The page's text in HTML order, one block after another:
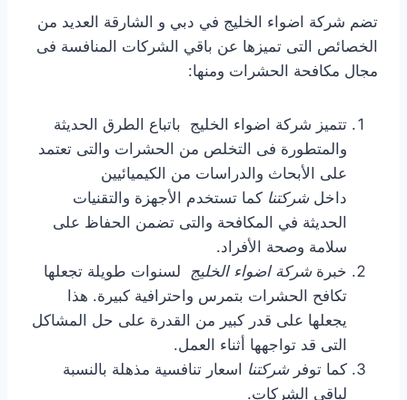
تضم شركة اضواء الخليج في دبي و الشارقة العديد من
الخصائص التى تميزها عن باقي الشركات المنافسة فى
مجال مكافحة الحشرات ومنها:
تتميز شركة اضواء الخليج باتباع الطرق الحديثة
والمتطورة فى التخلص من الحشرات والتى تعتمد
على الأبحاث والدراسات من الكيميائيين
داخلشركتنا كما تستخدم الأجهزة والتقنيات
الحديثة في المكافحة والتى تضمن الحفاظ على
سلامة وصحة الأفراد.
خبرةشركة اضواء الخليج لسنوات طويلة تجعلها
تكافح الحشرات بتمرس واحترافية كبيرة. هذا
يجعلها على قدر كبير من القدرة على حل المشاكل
التى قد تواجهها أثناء العمل.
كما توفرشركتنا اسعار تنافسية مذهلة بالنسبة
لباقي الشركات.